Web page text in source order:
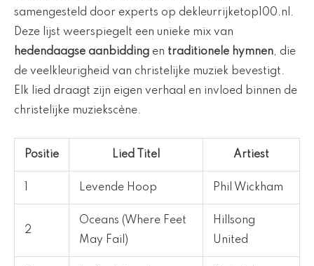
samengesteld door experts op dekleurrijketop100.nl.
Deze lijst weerspiegelt een unieke mix van
hedendaagse aanbidding en traditionele hymnen, die
de veelkleurigheid van christelijke muziek bevestigt.
Elk lied draagt zijn eigen verhaal en invloed binnen de
christelijke muziekscène.
Positie Lied Titel Artiest
Levende Hoop Phil Wickham
2
Oceans (Where Feet
May Fail)
Hillsong
United